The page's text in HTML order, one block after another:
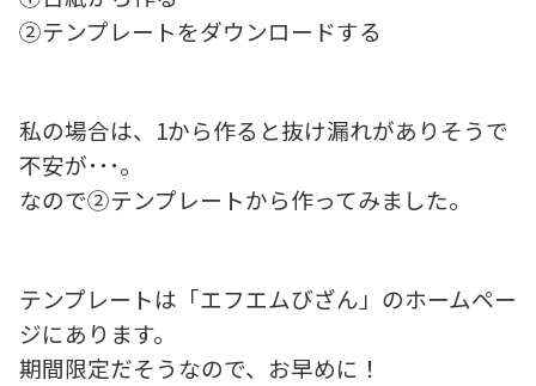
②テンプレートをダウンロードする
私の場合は、1から作ると抜け漏れがありそうで
不安が･･･。
なので②テンプレートから作ってみました。
テンプレートは「エフエムびざん」のホームペー
ジにあります。
期間限定だそうなので、お早めに！